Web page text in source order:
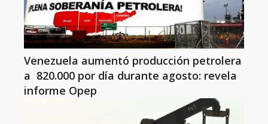
Venezuela aumentó producción petrolera
a 820.000 por día durante agosto: revela
informe Opep